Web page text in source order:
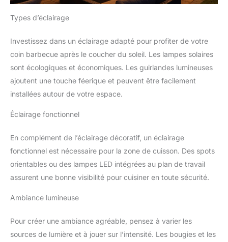
Types d’éclairage
Investissez dans un éclairage adapté pour profiter de votre
coin barbecue après le coucher du soleil. Les lampes solaires
sont écologiques et économiques. Les guirlandes lumineuses
ajoutent une touche féerique et peuvent être facilement
installées autour de votre espace.
Éclairage fonctionnel
En complément de l’éclairage décoratif, un éclairage
fonctionnel est nécessaire pour la zone de cuisson. Des spots
orientables ou des lampes LED intégrées au plan de travail
assurent une bonne visibilité pour cuisiner en toute sécurité.
Ambiance lumineuse
Pour créer une ambiance agréable, pensez à varier les
sources de lumière et à jouer sur l’intensité. Les bougies et les